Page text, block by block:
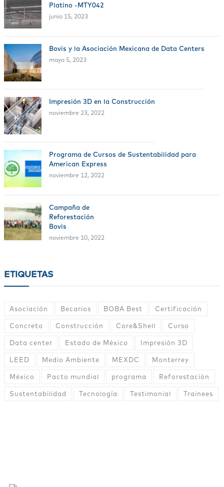
Platino -MTY042
junio 15, 2023
Bovis y la Asociación Mexicana de Data Centers
mayo 5, 2023
Impresión 3D en la Construcción
noviembre 23, 2022
Programa de Cursos de Sustentabilidad para
American Express
noviembre 12, 2022
Campaña de
Reforestación
Bovis
noviembre 10, 2022
ETIQUETAS
Asociación Becarios BOBA Best Certificación
Concreto Construcción Core&Shell Curso
Data center Estado de México Impresión 3D
LEED Medio Ambiente MEXDC Monterrey
México Pacto mundial programa Reforestación
Sustentabilidad Tecnología Testimonial Trainees